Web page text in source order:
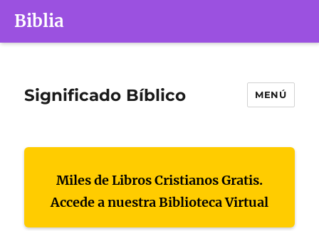
Biblia
Significado Bíblico MENÚ
Miles de Libros Cristianos Gratis.
Accede a nuestra Biblioteca Virtual